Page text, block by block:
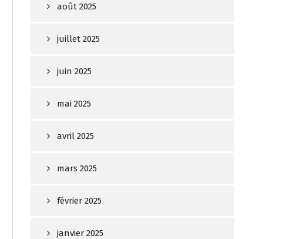
août 2025
juillet 2025
juin 2025
mai 2025
avril 2025
mars 2025
février 2025
janvier 2025